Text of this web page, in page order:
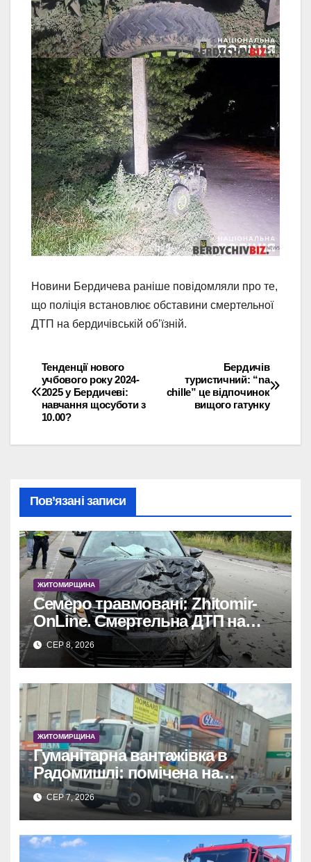
Новини Бердичева раніше повідомляли про те,
що поліція встановлює обставини смертельної
ДТП на бердичівській об’їзній.
Навігація
записів
Бердичів
туристичний: “na
chille” це відпочинок
вищого гатунку
Тенденції нового
учбового року 2024-
2025 у Бердичеві:
навчання щосуботи з
10.00?
Пов’язані записи
ЖИТОМИРЩИНА
Семеро травмовані: Zhitomir-
OnLine. Смертельна ДТП на
трасі, деталі аварії.
СЕР 8, 2026
ЖИТОМИРЩИНА
Гуманітарна вантажівка в
Радомишлі: помічена на
будівництві приватного
об’єкта.
СЕР 7, 2026